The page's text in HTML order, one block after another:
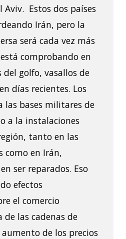
Aviv. Estos dos países
Irán, pero la
será cada vez más
comprobando en
del golfo, vasallos de
días recientes. Los
las bases militares de
a la instalaciones
tanto en las
como en Irán,
ser reparados. Eso
efectos
el comercio
las cadenas de
de los precios